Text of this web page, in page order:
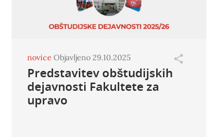
novice Objavljeno 29.10.2025
Predstavitev obštudijskih
dejavnosti Fakultete za
upravo